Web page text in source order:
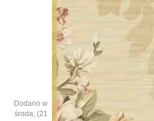
Dodano w
środa, (21